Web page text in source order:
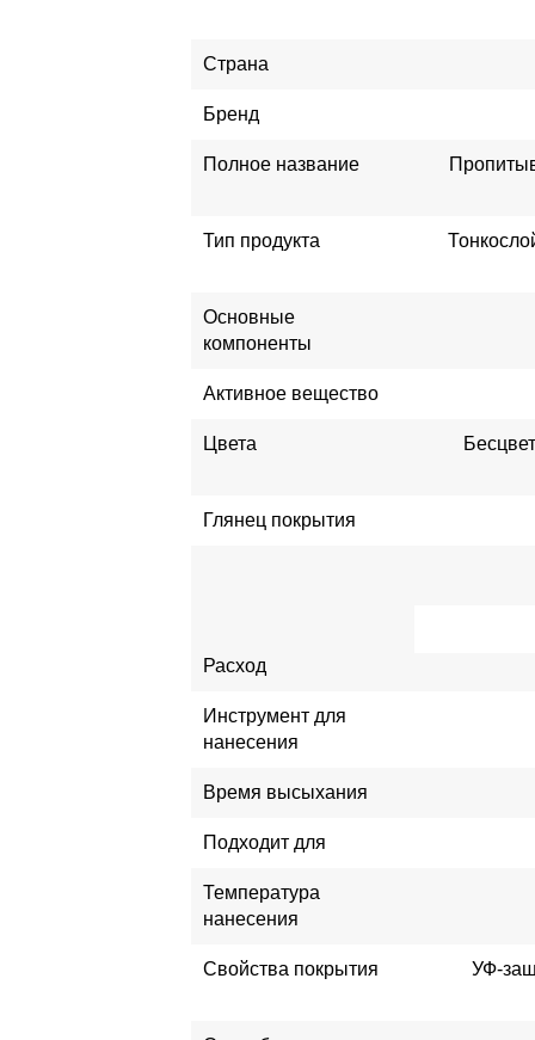
Страна
Бренд
Полное название
Тип продукта
Основные
компоненты
Активное вещество
Цвета
Глянец покрытия
Расход
Инструмент для
нанесения
Время высыхания
Подходит для
Температура
нанесения
Свойства покрытия
УФ-